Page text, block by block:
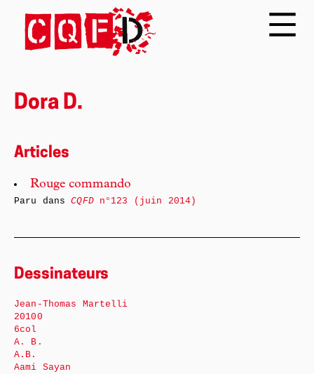
Dora D.
Articles
Rouge commando
Paru dansCQFDn°123 (juin 2014)
Dessinateurs
Jean-Thomas Martelli
20100
6col
A. B.
A.B.
Aami Sayan